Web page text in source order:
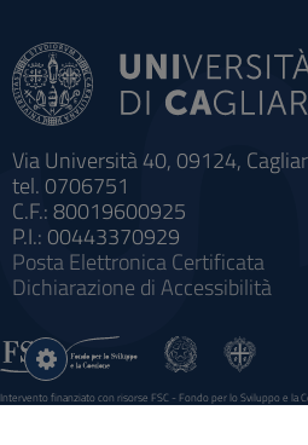
Via Università 40, 09124,
tel. 0706751
C.F.: 80019600925
P.I.: 00443370929
Posta Elettronica Certificata
Dichiarazione di Accessibilità
Intervento finanziato con risorse FSC - Fondo per lo Sviluppo e la
Sistema informatico gestionale integrato a supporto della
Impostazioni
cookie